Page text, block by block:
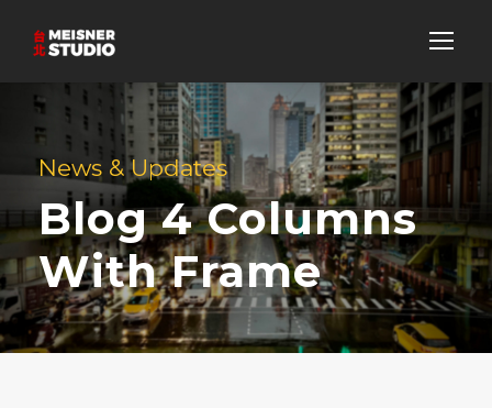
News & Updates
Blog 4 Columns
With Frame